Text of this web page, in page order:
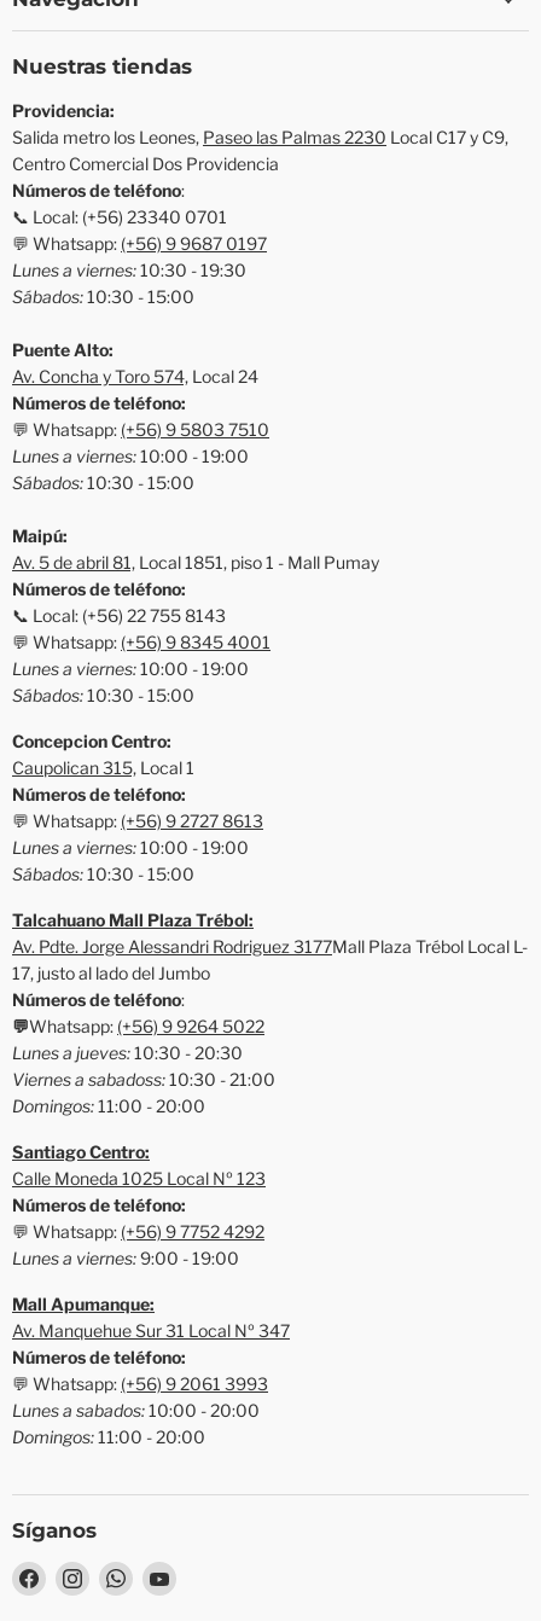
Nuestras tiendas
Providencia:
Salida metro los Leones, Paseo las Palmas 2230 Local C17 y C9,
Centro Comercial Dos Providencia
Números de teléfono:
📞 Local: (+56) 23340 0701
💬 Whatsapp: (+56) 9 9687 0197
Lunes a viernes:10:30 - 19:30
Sábados:10:30 - 15:00
Puente Alto:
Av. Concha y Toro 574, Local 24
Números de teléfono:
💬 Whatsapp: (+56) 9 5803 7510
Lunes a viernes:10:00 - 19:00
Sábados:10:30 - 15:00
Maipú:
Av. 5 de abril 81, Local 1851, piso 1 - Mall Pumay
Números de teléfono:
📞 Local: (+56) 22 755 8143
💬 Whatsapp: (+56) 9 8345 4001
Lunes a viernes:10:00 - 19:00
Sábados:10:30 - 15:00
Concepcion Centro:
Caupolican 315, Local 1
Números de teléfono:
💬 Whatsapp: (+56) 9 2727 8613
Lunes a viernes:10:00 - 19:00
Sábados:10:30 - 15:00
Talcahuano Mall Plaza Trébol:
Av. Pdte. Jorge Alessandri Rodriguez 3177Mall Plaza Trébol Local L-
17, justo al lado del Jumbo
Números de teléfono:
💬Whatsapp: (+56) 9 9264 5022
Lunes a jueves:10:30 - 20:30
Viernes a sabadoss:10:30 - 21:00
Domingos:11:00 - 20:00
Santiago Centro:
Calle Moneda 1025 Local Nº 123
Números de teléfono:
💬 Whatsapp: (+56) 9 7752 4292
Lunes a viernes:9:00 - 19:00
Mall Apumanque:
Av. Manquehue Sur 31 Local Nº 347
Números de teléfono:
💬 Whatsapp: (+56) 9 2061 3993
Lunes a sabados:10:00 - 20:00
Domingos:11:00 - 20:00
Síganos
Encuéntrenos
en
Encuéntrenos
en
Encuéntrenos
en
Encuéntrenos